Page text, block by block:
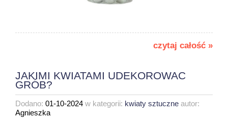
czytaj całość »
JAKIMI KWIATAMI UDEKOROWAC
GRÓB?
Dodano: 01-10-2024 w kategorii: kwiaty sztuczne autor:
Agnieszka